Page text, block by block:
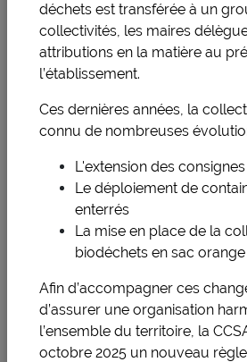
5 6 7 8
26 27 28 29
Localiser
+
−
déchets est transférée à un
collectivités, les maires
attributions en la matière au
l’établissement.
Ces dernières années, la
connu de nombreuses
L'extension des
Le déploiement de
enterrés
La mise en place de la
biodéchets en sac orange
Afin d’accompagner ces
d’assurer une organisation
l’ensemble du territoire, la
octobre 2025 un nouveau